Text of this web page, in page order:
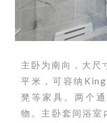
主卧为南向，大尺
平米， 可容纳
凳等家具。两个
物。主卧套间浴室